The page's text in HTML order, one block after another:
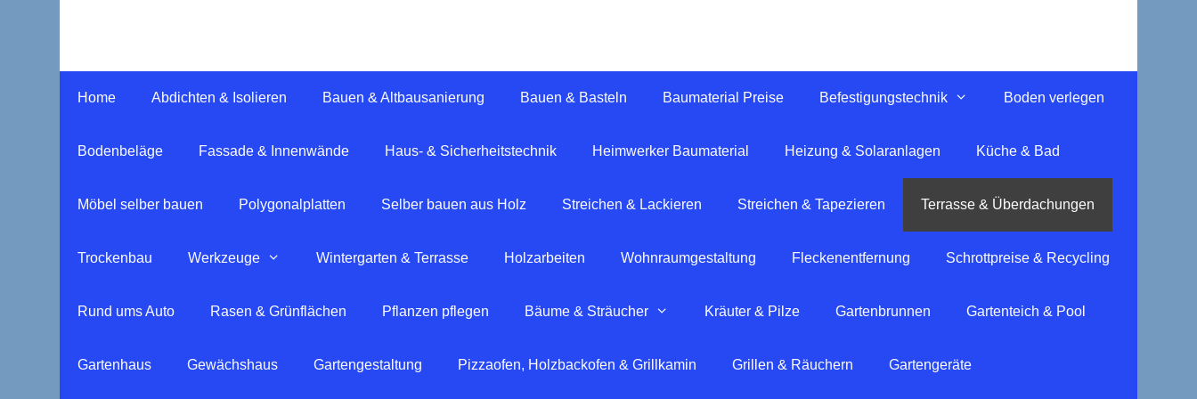
Home Abdichten & Isolieren Bauen & Altbausanierung Bauen & Basteln Baumaterial Preise Befestigungstechnik Boden verlegen
Bodenbeläge Fassade & Innenwände Haus- & Sicherheitstechnik Heimwerker Baumaterial Heizung & Solaranlagen Küche & Bad
Möbel selber bauen Polygonalplatten Selber bauen aus Holz Streichen & Lackieren Streichen & Tapezieren Terrasse & Überdachungen
Trockenbau Werkzeuge Wintergarten & Terrasse Holzarbeiten Wohnraumgestaltung Fleckenentfernung Schrottpreise & Recycling
Rund ums Auto Rasen & Grünflächen Pflanzen pflegen Bäume & Sträucher Kräuter & Pilze Gartenbrunnen Gartenteich & Pool
Gartenhaus Gewächshaus Gartengestaltung Pizzaofen, Holzbackofen & Grillkamin Grillen & Räuchern Gartengeräte